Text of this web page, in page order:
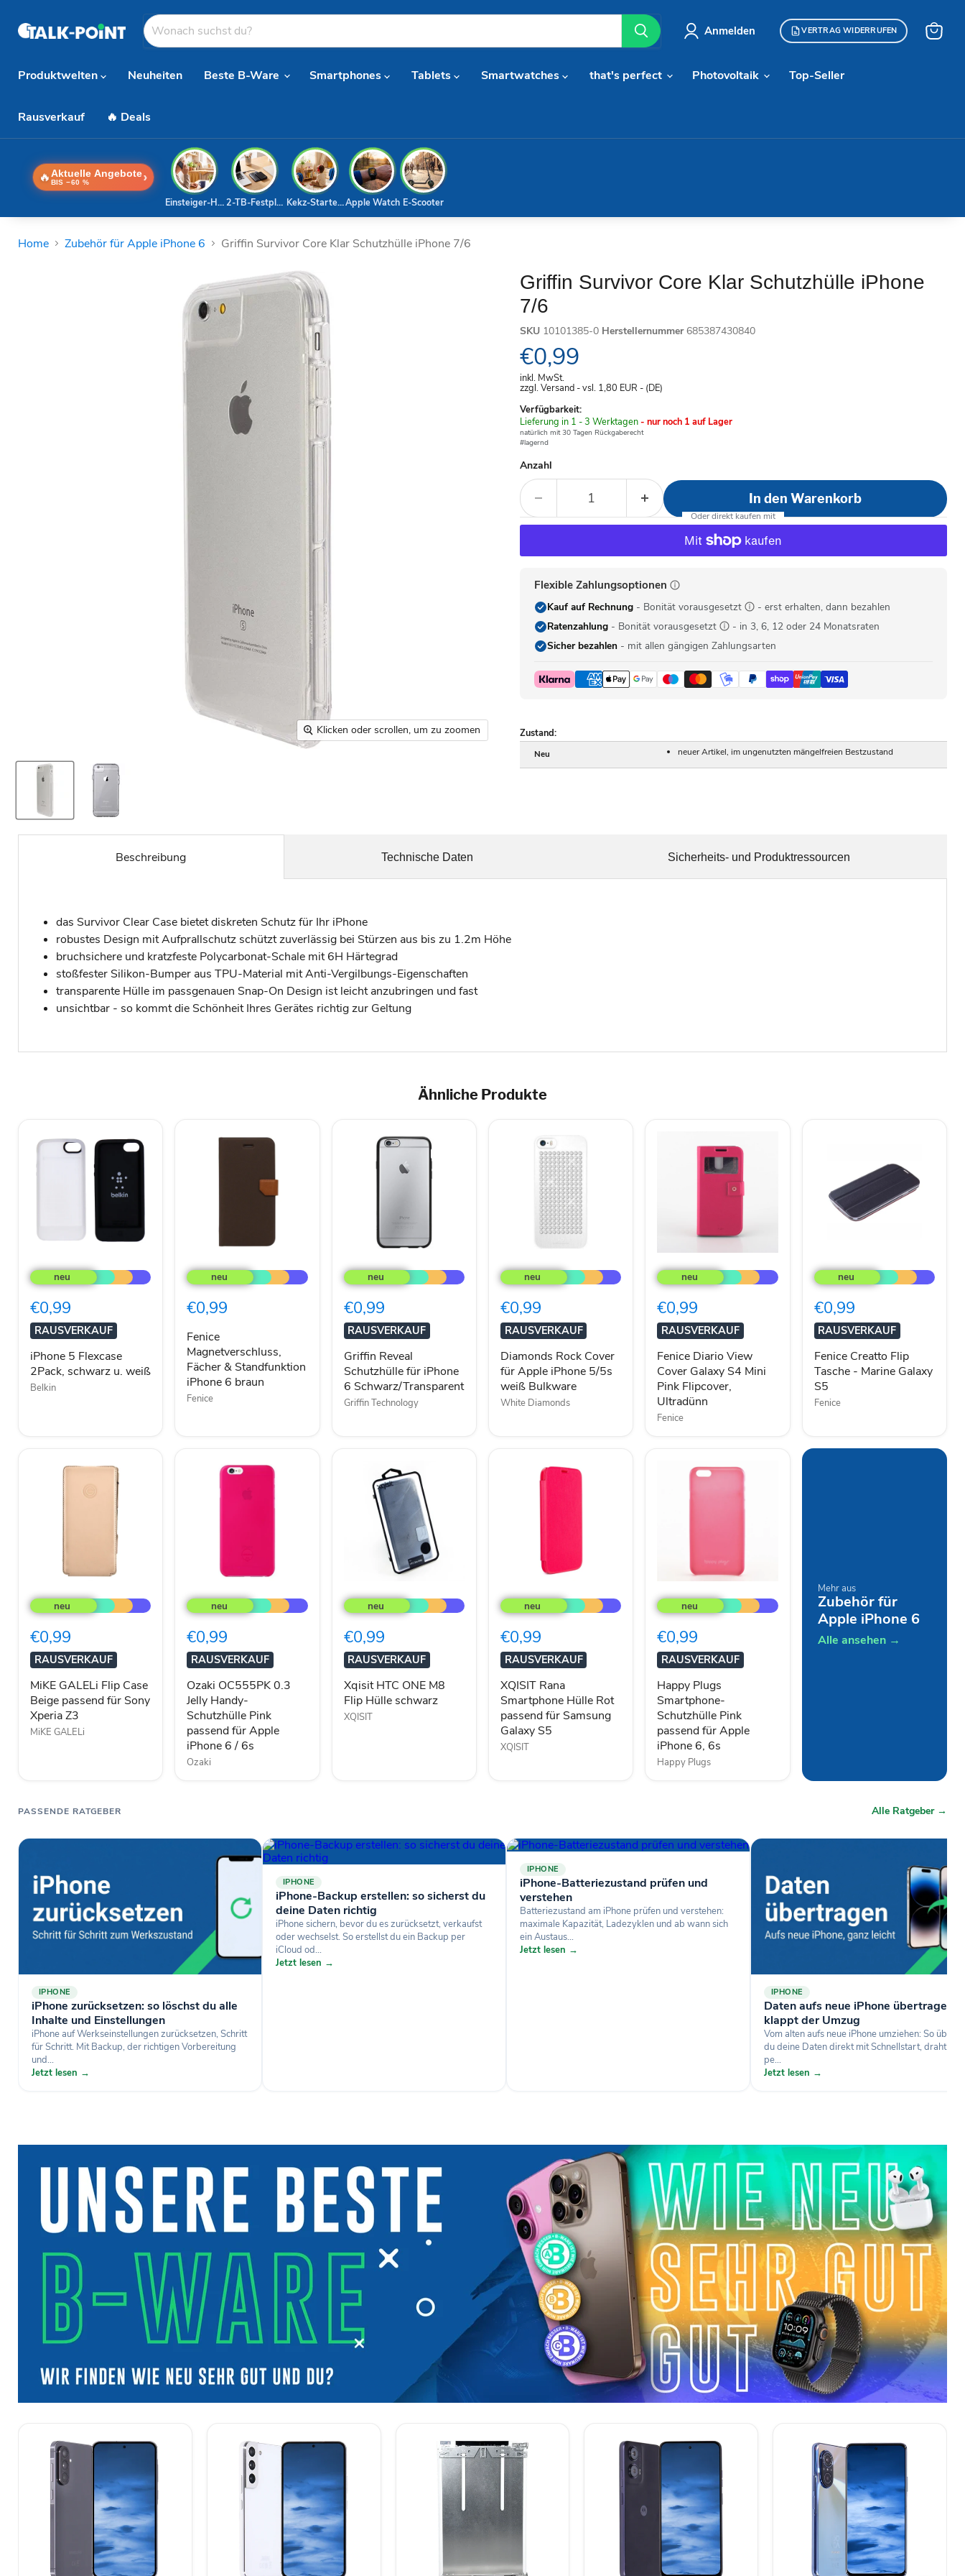
Anmelden VERTRAG WIDERRUFEN
Produktwelten
Neuheiten Beste B-Ware Smartphones Tablets Smartwatches that's perfect Photovoltaik Top-Seller
Rausverkauf 🔥 Deals
🔥 Aktuelle Angebote
BIS −60 % ›
E-Scooter
Apple Watch
Kekz-Starterset
2-TB-Festplatte
Einsteiger-Handy
Home Zubehör für Apple iPhone 6 Griffin Survivor Core Klar Schutzhülle iPhone 7/6
Klicken oder scrollen, um zu zoomen
Griffin Survivor Core Klar Schutzhülle iPhone
7/6
SKU 10101385-0 Herstellernummer 685387430840
Aktueller Preis
€0,99
inkl. MwSt.
zzgl. Versand - vsl. 1,80 EUR - (DE)
Verfügbarkeit:
Verfügbar
-
Lieferung in 1 - 3 Werktagen- nur noch 1 auf Lager
natürlich mit 30 Tagen Rückgaberecht
#lagernd
Anzahl
In den Warenkorb
Flexible Zahlungsoptionen
Kauf auf Rechnung- Bonität vorausgesetzt
- erst erhalten, dann bezahlen
Ratenzahlung- Bonität vorausgesetzt
- in 3, 6, 12 oder 24 Monatsraten
Sicher bezahlen- mit allen gängigen Zahlungsarten
Zustand:
Neu neuer Artikel, im ungenutzten mängelfreien Bestzustand
Beschreibung
das Survivor Clear Case bietet diskreten Schutz für Ihr iPhone
robustes Design mit Aufprallschutz schützt zuverlässig bei Stürzen aus bis zu 1.2m Höhe
bruchsichere und kratzfeste Polycarbonat-Schale mit 6H Härtegrad
stoßfester Silikon-Bumper aus TPU-Material mit Anti-Vergilbungs-Eigenschaften
transparente Hülle im passgenauen Snap-On Design ist leicht anzubringen und fast
unsichtbar - so kommt die Schönheit Ihres Gerätes richtig zur Geltung
Technische Daten Sicherheits- und Produktressourcen
Ähnliche Produkte
5
Flexcase
schwarz
u.
weiß
€0,99
RAUSVERKAUF
iPhone 5 Flexcase
2Pack, schwarz u. weiß
Belkin
Magnetverschluss,
Fächer
Standfunktion
6
braun
€0,99
Fenice
Magnetverschluss,
Fächer & Standfunktion
iPhone 6 braun
Fenice
Reveal
Schutzhülle
iPhone
6
Schwarz/Transparent
€0,99
RAUSVERKAUF
Griffin Reveal
Schutzhülle für iPhone
6 Schwarz/Transparent
Griffin Technology
Rock
Cover
Apple
iPhone
5/5s
weiß
Bulkware
€0,99
RAUSVERKAUF
Diamonds Rock Cover
für Apple iPhone 5/5s
weiß Bulkware
White Diamonds
Fenice
Diario
View
Galaxy
S4
Mini
Pink
Flipcover,
Ultradünn
€0,99
RAUSVERKAUF
Fenice Diario View
Cover Galaxy S4 Mini
Pink Flipcover,
Ultradünn
Fenice
Creatto
Flip
-
Marine
Galaxy
S5
€0,99
RAUSVERKAUF
Fenice Creatto Flip
Tasche - Marine Galaxy
S5
Fenice
GALELi
Flip
Beige
passend
für
Sony
Xperia
Z3
€0,99
RAUSVERKAUF
MiKE GALELi Flip Case
Beige passend für Sony
Xperia Z3
MiKE GALELi
OC555PK
0.3
Handy-
Schutzhülle
Pink
passend
für
Apple
iPhone
6
/
6s
€0,99
RAUSVERKAUF
Ozaki OC555PK 0.3
Jelly Handy-
Schutzhülle Pink
passend für Apple
iPhone 6 / 6s
Ozaki
HTC
ONE
Flip
Hülle
schwarz
€0,99
RAUSVERKAUF
Xqisit HTC ONE M8
Flip Hülle schwarz
XQISIT
Rana
Smartphone
Rot
passend
für
Samsung
Galaxy
S5
€0,99
RAUSVERKAUF
XQISIT Rana
Smartphone Hülle Rot
passend für Samsung
Galaxy S5
XQISIT
Plugs
Smartphone-
Pink
passend
für
Apple
iPhone
6,
6s
€0,99
RAUSVERKAUF
Happy Plugs
Smartphone-
Schutzhülle Pink
passend für Apple
iPhone 6, 6s
Happy Plugs
Mehr aus
Zubehör für
Apple iPhone 6
Alle ansehen →
PASSENDE RATGEBER Alle Ratgeber →
IPHONE
iPhone zurücksetzen: so löschst du alle
Inhalte und Einstellungen
iPhone auf Werkseinstellungen zurücksetzen, Schritt
für Schritt. Mit Backup, der richtigen Vorbereitung
und...
Jetzt lesen →
IPHONE
iPhone-Backup erstellen: so sicherst du
deine Daten richtig
iPhone sichern, bevor du es zurücksetzt, verkaufst
oder wechselst. So erstellst du ein Backup per
iCloud od...
Jetzt lesen →
IPHONE
iPhone-Batteriezustand prüfen und
verstehen
Batteriezustand am iPhone prüfen und verstehen:
maximale Kapazität, Ladezyklen und ab wann sich
ein Austaus...
Jetzt lesen →
IPHONE
Daten aufs neue iPhone übertragen:
klappt der Umzug
Vom alten aufs neue iPhone umziehen: So
du deine Daten direkt mit Schnellstart, drahtlos
pe...
Jetzt lesen →